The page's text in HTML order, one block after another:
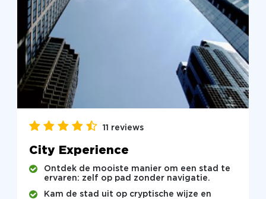
11 reviews
City Experience
Ontdek de mooiste manier om een stad te
ervaren: zelf op pad zonder navigatie.
Kam de stad uit op cryptische wijze en